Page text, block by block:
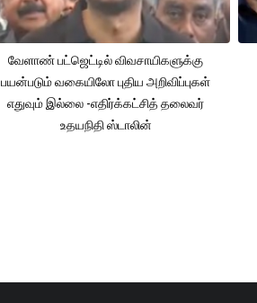
வேளாண் பட்ஜெட்டில் விவசாயிகளுக்கு
பயன்படும் வகையிலோ புதிய அறிவிப்புகள்
எதுவும் இல்லை -எதிர்க்கட்சித் தலைவர்
உதயநிதி ஸ்டாலின்